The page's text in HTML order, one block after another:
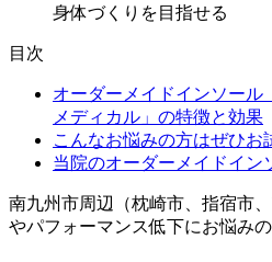
身体づくりを目指せる
目次
オーダーメイドインソール
メディカル」の特徴と効果
こんなお悩みの方はぜひお
当院のオーダーメイドイン
南九州市周辺（枕崎市、指宿市
やパフォーマンス低下にお悩みの